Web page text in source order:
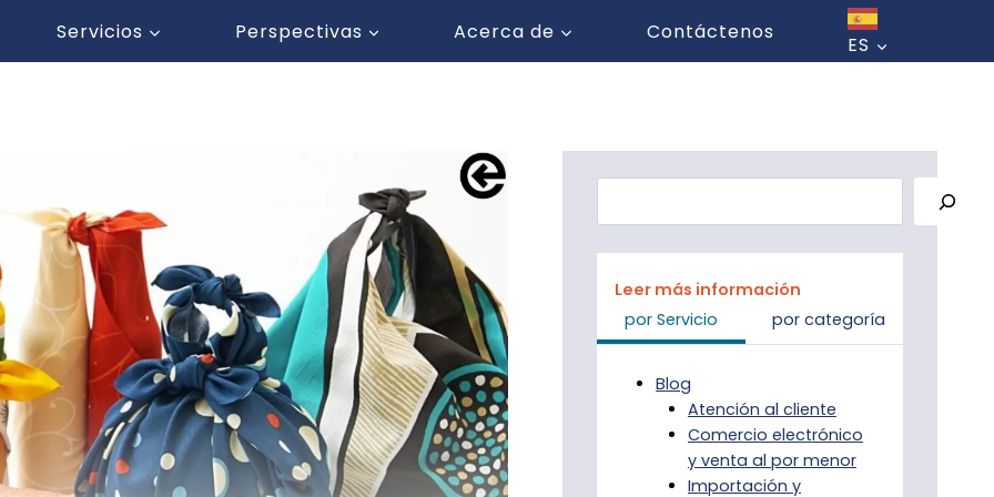
Servicios Perspectivas Acerca de Contáctenos
ES
Leer más información
por Servicio
por categoría
Blog
Atención al cliente
Comercio electrónico
y venta al por menor
Importación y